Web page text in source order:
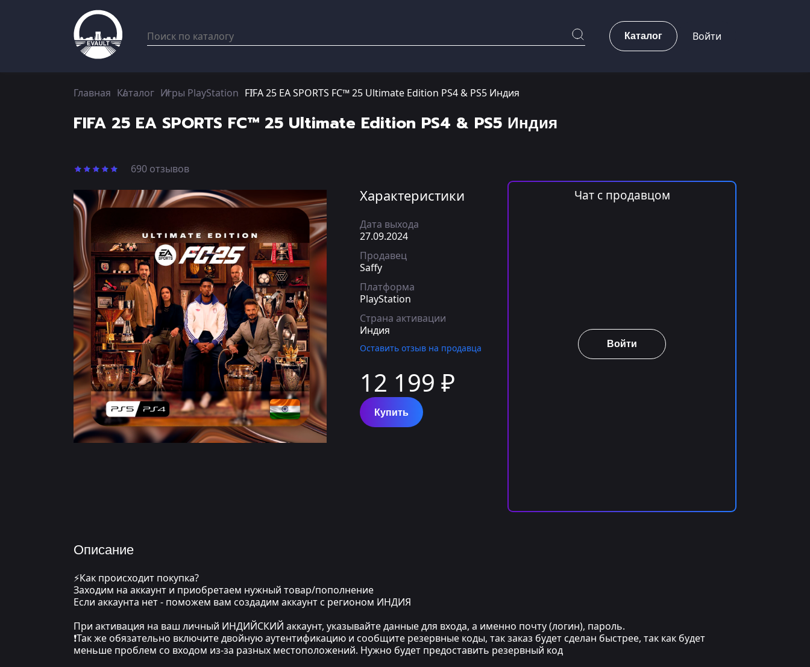
Каталог Войти
Главная Каталог Игры PlayStation FIFA 25 EA SPORTS FC™ 25 Ultimate Edition PS4 & PS5 Индия
FIFA 25 EA SPORTS FC™ 25 Ultimate Edition PS4 & PS5 Индия
690 отзывов
Характеристики
Дата выхода
27.09.2024
Продавец
Saffy
Платформа
PlayStation
Страна активации
Индия
Оставить отзыв на продавца
12 199 ₽
Купить
Чат с продавцом
Войти
Описание
⚡Как происходит покупка?
Заходим на аккаунт и приобретаем нужный товар/пополнение
Если аккаунта нет - поможем вам создадим аккаунт с регионом ИНДИЯ
При активация на ваш личный ИНДИЙСКИЙ аккаунт, указывайте данные для входа, а именно почту (логин), пароль.
❗Так же обязательно включите двойную аутентификацию и сообщите резервные коды, так заказ будет сделан быстрее, так как будет
меньше проблем со входом из-за разных местоположений. Нужно будет предоставить резервный код